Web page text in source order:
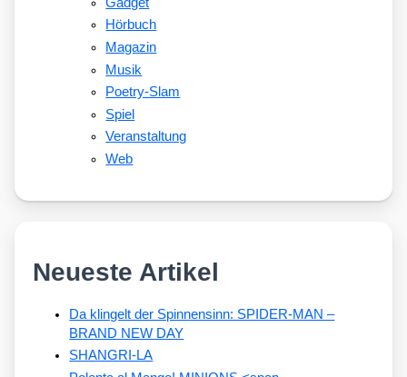
Hörbuch
Magazin
Musik
Poetry-Slam
Spiel
Veranstaltung
Web
Neueste Artikel
Da klingelt der Spinnensinn: SPIDER-MAN –
BRAND NEW DAY
SHANGRI-LA